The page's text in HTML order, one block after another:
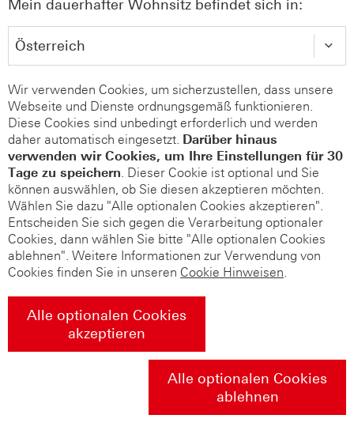
Mein dauerhafter Wohnsitz befindet sich in:
Wir verwenden Cookies, um sicherzustellen, dass unsere
Webseite und Dienste ordnungsgemäß funktionieren.
Diese Cookies sind unbedingt erforderlich und werden
daher automatisch eingesetzt. Darüber hinaus
verwenden wir Cookies, um Ihre Einstellungen für 30
Tage zu speichern. Dieser Cookie ist optional und Sie
können auswählen, ob Sie diesen akzeptieren möchten.
Wählen Sie dazu "Alle optionalen Cookies akzeptieren".
Entscheiden Sie sich gegen die Verarbeitung optionaler
Cookies, dann wählen Sie bitte "Alle optionalen Cookies
ablehnen". Weitere Informationen zur Verwendung von
Cookies finden Sie in unseren Cookie Hinweisen.
Alle optionalen Cookies
akzeptieren
Alle optionalen Cookies
ablehnen